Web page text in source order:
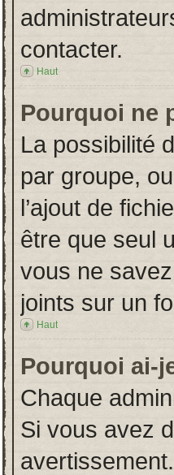
contacter.
Haut
Pourquoi ne
La possibilité
par groupe,
l’ajout de
être que seul
vous ne
joints sur un
Haut
Pourquoi ai-
Chaque
Si vous avez